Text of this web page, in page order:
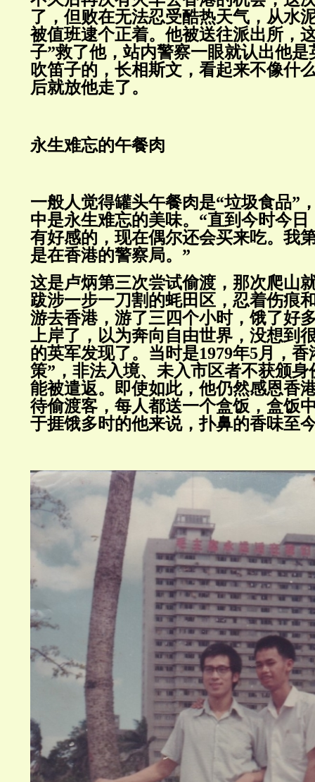
了，但败在无法忍受酷热天气，从水
被值班逮个正着。他被送往派出所，
子”救了他，站内警察一眼就认出他
吹笛子的，长相斯文，看起来不像什
后就放他走了。
永生难忘的午餐肉
一般人觉得罐头午餐肉是“垃圾食品”
中是永生难忘的美味。“直到今时今
有好感的，现在偶尔还会买来吃。我
是在香港的警察局。”
这是卢炳第三次尝试偷渡，那次爬山
跋涉一步一刀割的蚝田区，忍着伤痕
游去香港，游了三四个小时，饿了好
上岸了，以为奔向自由世界，没想到
的英军发现了。当时是1979年5月，
策”，非法入境、未入市区者不获颁
能被遣返。即使如此，他仍然感恩香
待偷渡客，每人都送一个盒饭，盒饭
于捱饿多时的他来说，扑鼻的香味至